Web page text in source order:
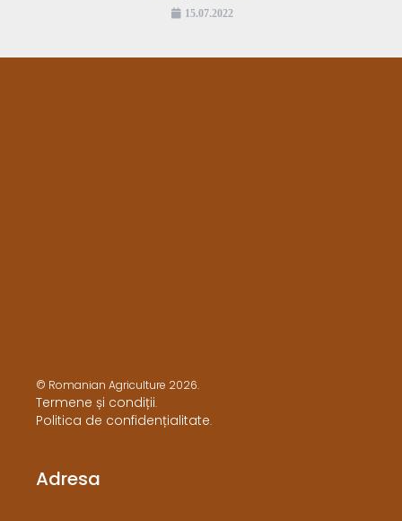
15.07.2022
© Romanian Agriculture 2026.
Termene și condiții.
Politica de confidențialitate.
Adresa